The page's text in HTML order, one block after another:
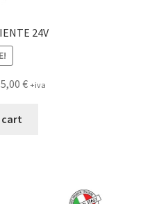
24V
€ +iva
cart